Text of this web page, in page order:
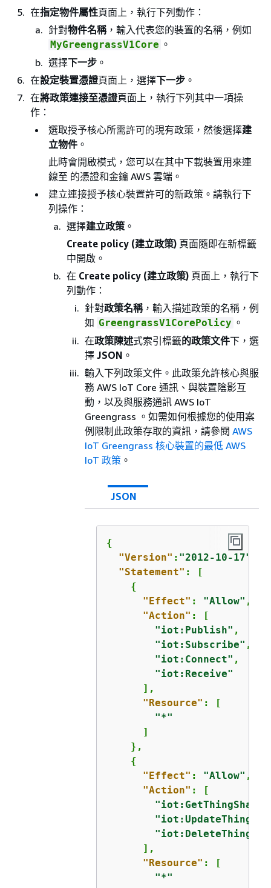
在指定物件屬性頁面上，執行下列動作：
針對物件名稱，輸入代表您的裝置的名稱，例如
MyGreengrassV1Core 。
選擇下一步 。
在設定裝置憑證頁面上，選擇下一步 。
在將政策連接至憑證頁面上，執行下列其中一項操
作：
選取授予核心所需許可的現有政策，然後選擇建
立物件 。
此時會開啟模式，您可以在其中下載裝置用來連
線至 的憑證和金鑰 AWS 雲端。
建立連接授予核心裝置許可的新政策。請執行下
列操作：
選擇建立政策。
Create policy (建立政策) 頁面隨即在新標籤
中開啟。
在 Create policy (建立政策) 頁面上，執行下
列動作：
針對政策名稱，輸入描述政策的名稱，例
如 GreengrassV1CorePolicy 。
在政策陳述式索引標籤的政策文件下，選
擇 JSON 。
輸入下列政策文件。此政策允許核心與服
務 AWS IoT Core 通訊、與裝置陰影互
動，以及與服務通訊 AWS IoT
Greengrass 。如需如何根據您的使用案
例限制此政策存取的資訊，請參閱 AWS
IoT Greengrass 核心裝置的最低 AWS
IoT 政策 。
JSON
{
"Version" : "2012-10-17"
"Statement" : [
{
"Effect" : "Allow" ,
"Action" : [
"iot:Publish" ,
"iot:Subscribe" ,
"iot:Connect" ,
"iot:Receive"
      ],
"Resource" : [
"*"
      ]
    },
{
"Effect" : "Allow" ,
"Action" : [
      ],
"Resource" : [
"*"